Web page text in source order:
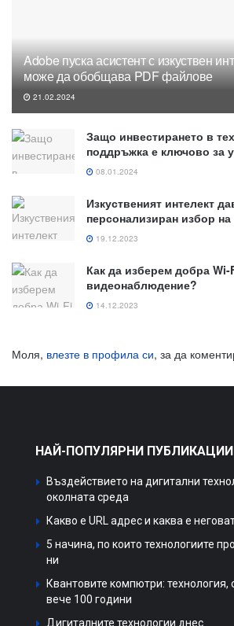
Adobe пуска асистент с изкуствен
може да обобщава PDF файлове
21.02.2024
Защо инвестирането в
поддръжка е ключово за
08.01.2024
Изкуственият интелект
персонализиран избор
19.12.2023
Как да изберем добра Wi-
видеонаблюдение?
14.12.2023
Моля, влезте в профила си, за да
НАЙ-ПОПУЛЯРНИ ПУБЛИКАЦИИ
Въздействието на дигитални
околната среда
Какво е URL адрес и каква е
5 начина, по които технологиите
ни
Квантовите компютри:
вече 100 години
Дигиталните технологии днес